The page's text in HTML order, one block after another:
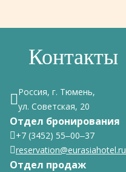
Контакты
Россия, г. Тюмень,
ул. Советская, 20
Отдел бронирования
+7 (3452) 55‒00‒37
reservation@eurasiahotel.ru
Отдел продаж